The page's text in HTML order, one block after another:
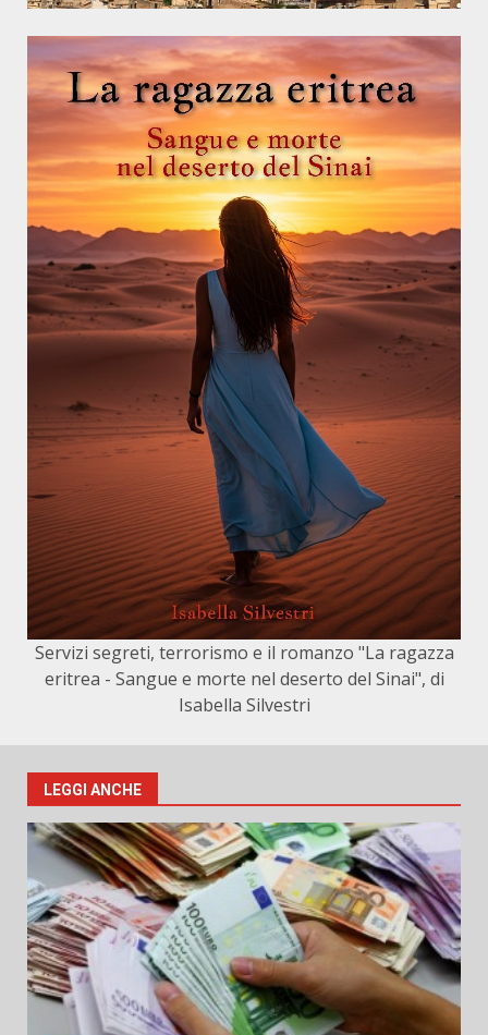
Servizi segreti, terrorismo e il romanzo "La ragazza
eritrea - Sangue e morte nel deserto del Sinai", di
Isabella Silvestri
LEGGI ANCHE